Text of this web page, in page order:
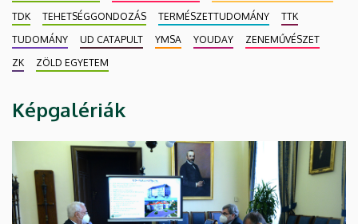
TDK
TEHETSÉGGONDOZÁS TERMÉSZETTUDOMÁNY
TTK
TUDOMÁNY
UD CATAPULT YMSA YOUDAY
ZENEMŰVÉSZET
ZK
ZÖLD EGYETEM
Képgalériák